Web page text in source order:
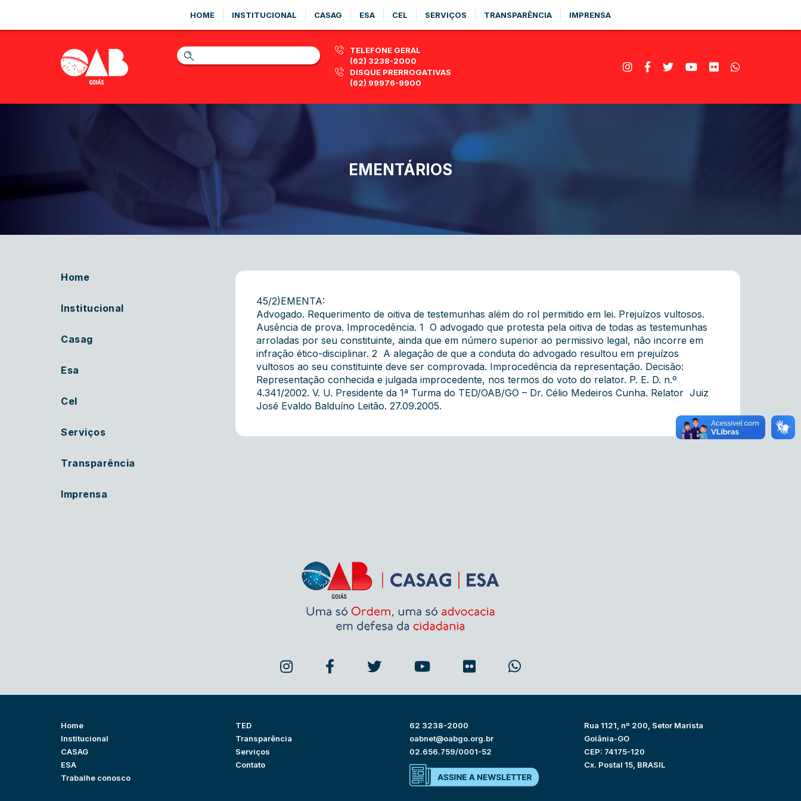
HOME INSTITUCIONAL CASAG ESA CEL SERVIÇOS TRANSPARÊNCIA IMPRENSA
TELEFONE GERAL
(62) 3238-2000
DISQUE PRERROGATIVAS
(62) 99976-9900
EMENTÁRIOS
Home
Institucional
Casag
Esa
Cel
Serviços
Transparência
Imprensa
45/2)EMENTA:
Advogado. Requerimento de oitiva de testemunhas além do rol permitido em lei. Prejuízos vultosos.
Ausência de prova. Improcedência. 1  O advogado que protesta pela oitiva de todas as testemunhas
arroladas por seu constituinte, ainda que em número superior ao permissivo legal, não incorre em
infração ético-disciplinar. 2  A alegação de que a conduta do advogado resultou em prejuízos
vultosos ao seu constituinte deve ser comprovada. Improcedência da representação. Decisão:
Representação conhecida e julgada improcedente, nos termos do voto do relator. P. E. D. n.º
4.341/2002. V. U. Presidente da 1ª Turma do TED/OAB/GO – Dr. Célio Medeiros Cunha. Relator  Juiz
José Evaldo Balduíno Leitão. 27.09.2005.
Home
Institucional
CASAG
ESA
Trabalhe conosco
TED
Transparência
Serviços
Contato
62 3238-2000
oabnet@oabgo.org.br
02.656.759/0001-52
Rua 1121, nº 200, Setor Marista
Goiânia-GO
CEP: 74175-120
Cx. Postal 15, BRASIL